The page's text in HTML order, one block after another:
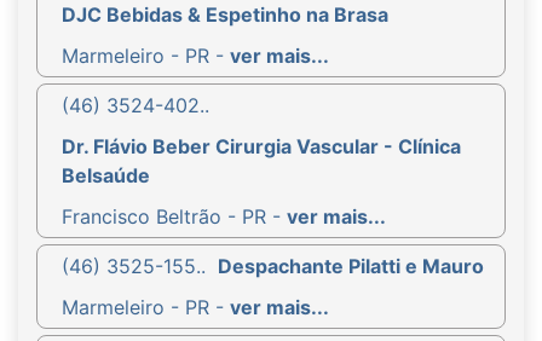
DJC Bebidas & Espetinho na Brasa
Marmeleiro - PR - ver mais...
(46) 3524-402..
Dr. Flávio Beber Cirurgia Vascular - Clínica
Belsaúde
Francisco Beltrão - PR - ver mais...
(46) 3525-155.. Despachante Pilatti e Mauro
Marmeleiro - PR - ver mais...